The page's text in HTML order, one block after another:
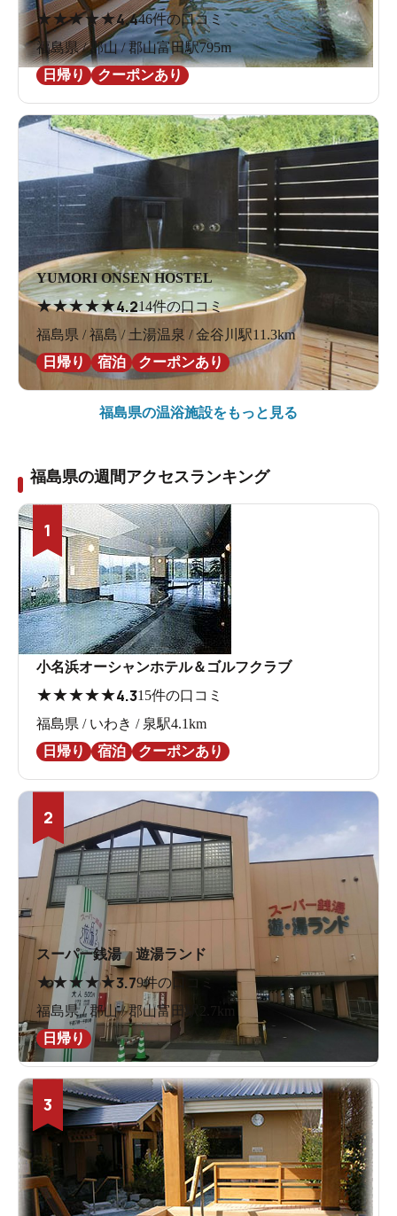
★★★★★4.446件の口コミ
福島県 / 郡山 / 郡山富田駅795m
日帰り
クーポンあり
YUMORI ONSEN HOSTEL
★★★★★4.214件の口コミ
福島県 / 福島 / 土湯温泉 / 金谷川駅11.3km
日帰り
宿泊 クーポンあり
福島県の温浴施設をもっと見る
福島県の週間アクセスランキング
1
小名浜オーシャンホテル＆ゴルフクラブ
★★★★★4.315件の口コミ
福島県 / いわき / 泉駅4.1km
日帰り
宿泊 クーポンあり
2
スーパー銭湯 遊湯ランド
★★★★★3.79件の口コミ
福島県 / 郡山 / 郡山富田駅2.7km
日帰り
3